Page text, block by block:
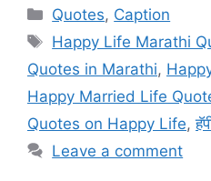
Categories
Quotes, Caption
Tags
Happy Life Marathi
Quotes in Marathi,
Happy Married Life
Quotes on Happy Life,
Leave a comment